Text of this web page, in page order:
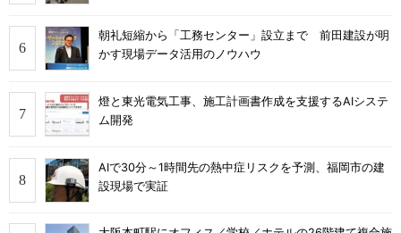
朝礼短縮から「工務センター」設立まで 前田建設が明
かす現場データ活用のノウハウ
燈と東光電気工事、施工計画書作成を支援するAIシステ
ム開発
AIで30分～1時間先の熱中症リスクを予測、福岡市の建
設現場で実証